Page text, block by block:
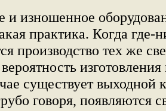
и изношенное
практика. Когда где-
производство тех же
вероятность
существует выходной
говоря, появляются